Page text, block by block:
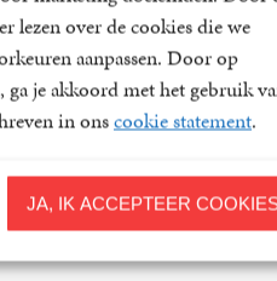
lezen over de cookies die we
aanpassen. Door op
ga je akkoord met het gebruik
in onscookie statement.
JA, IK ACCEPTEER